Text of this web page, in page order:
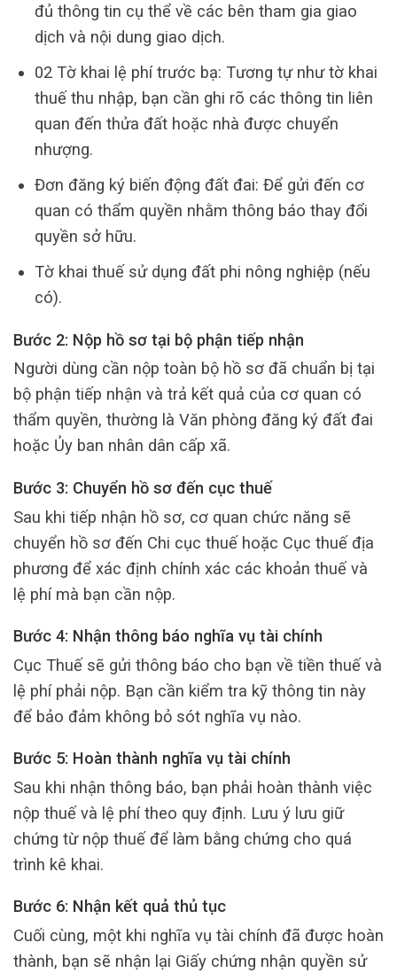
đủ thông tin cụ thể về các bên tham gia giao
dịch và nội dung giao dịch.
02 Tờ khai lệ phí trước bạ: Tương tự như tờ khai
thuế thu nhập, bạn cần ghi rõ các thông tin liên
quan đến thửa đất hoặc nhà được chuyển
nhượng.
Đơn đăng ký biến động đất đai: Để gửi đến cơ
quan có thẩm quyền nhằm thông báo thay đổi
quyền sở hữu.
Tờ khai thuế sử dụng đất phi nông nghiệp (nếu
có).
Bước 2: Nộp hồ sơ tại bộ phận tiếp nhận
Người dùng cần nộp toàn bộ hồ sơ đã chuẩn bị tại
bộ phận tiếp nhận và trả kết quả của cơ quan có
thẩm quyền, thường là Văn phòng đăng ký đất đai
hoặc Ủy ban nhân dân cấp xã.
Bước 3: Chuyển hồ sơ đến cục thuế
Sau khi tiếp nhận hồ sơ, cơ quan chức năng sẽ
chuyển hồ sơ đến Chi cục thuế hoặc Cục thuế địa
phương để xác định chính xác các khoản thuế và
lệ phí mà bạn cần nộp.
Bước 4: Nhận thông báo nghĩa vụ tài chính
Cục Thuế sẽ gửi thông báo cho bạn về tiền thuế và
lệ phí phải nộp. Bạn cần kiểm tra kỹ thông tin này
để bảo đảm không bỏ sót nghĩa vụ nào.
Bước 5: Hoàn thành nghĩa vụ tài chính
Sau khi nhận thông báo, bạn phải hoàn thành việc
nộp thuế và lệ phí theo quy định. Lưu ý lưu giữ
chứng từ nộp thuế để làm bằng chứng cho quá
trình kê khai.
Bước 6: Nhận kết quả thủ tục
Cuối cùng, một khi nghĩa vụ tài chính đã được hoàn
thành, bạn sẽ nhận lại Giấy chứng nhận quyền sử